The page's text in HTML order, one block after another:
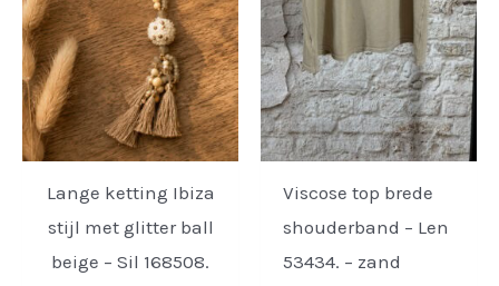
Lange ketting Ibiza
stijl met glitter ball
beige – Sil 168508.
Viscose top brede
shouderband – Len
53434. – zand